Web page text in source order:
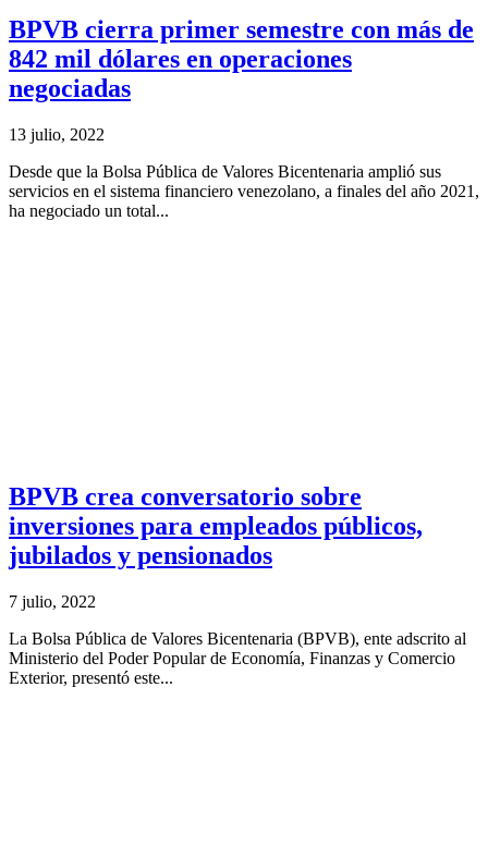
BPVB cierra primer semestre con más de
842 mil dólares en operaciones
negociadas
13 julio, 2022
Desde que la Bolsa Pública de Valores Bicentenaria amplió sus
servicios en el sistema financiero venezolano, a finales del año 2021,
ha negociado un total...
BPVB crea conversatorio sobre
inversiones para empleados públicos,
jubilados y pensionados
7 julio, 2022
La Bolsa Pública de Valores Bicentenaria (BPVB), ente adscrito al
Ministerio del Poder Popular de Economía, Finanzas y Comercio
Exterior, presentó este...